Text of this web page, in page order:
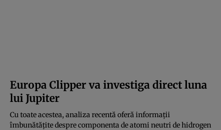
Europa Clipper va investiga direct luna
lui Jupiter
Cu toate acestea, analiza recentă oferă informații
îmbunătățite despre componenta de atomi neutri de hidrogen